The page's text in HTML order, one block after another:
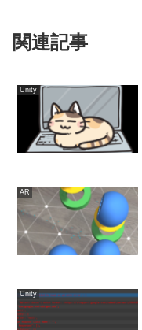
関連記事
Unity
AR
Unity